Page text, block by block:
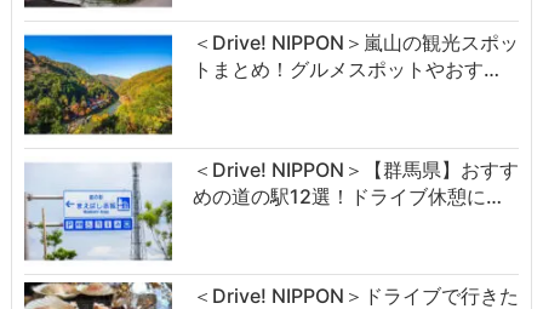
＜Drive! NIPPON＞嵐山の観光スポッ
トまとめ！グルメスポットやおす…
＜Drive! NIPPON＞【群馬県】おすす
めの道の駅12選！ドライブ休憩に…
＜Drive! NIPPON＞ドライブで行きた